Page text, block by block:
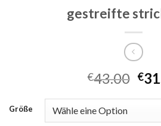
gestreifte
€43.00 €
Größe